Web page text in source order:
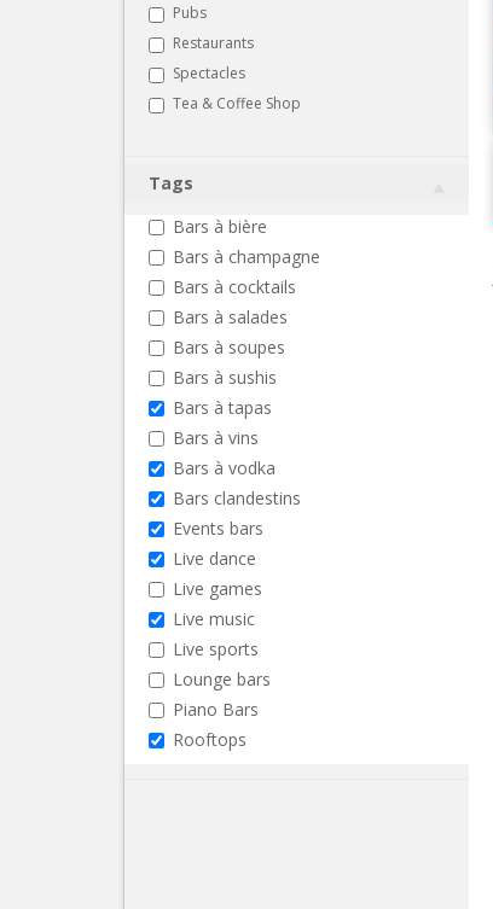
Pubs
Restaurants
Spectacles
Tea & Coffee Shop
Tags
Bars à bière
Bars à champagne
Bars à cocktails
Bars à salades
Bars à soupes
Bars à sushis
Bars à tapas
Bars à vins
Bars à vodka
Bars clandestins
Events bars
Live dance
Live games
Live music
Live sports
Lounge bars
Piano Bars
Rooftops